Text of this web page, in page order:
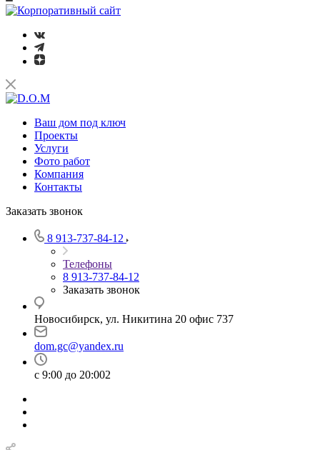
Ваш дом под ключ
Проекты
Услуги
Фото работ
Компания
Контакты
Заказать звонок
8 913-737-84-12
Телефоны
8 913-737-84-12
Заказать звонок
Новосибирск, ул. Никитина 20 офис 737
dom.gc@yandex.ru
с 9:00 до 20:002